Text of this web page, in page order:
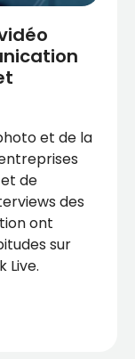
et de la
de
des
ont
sur
Live.